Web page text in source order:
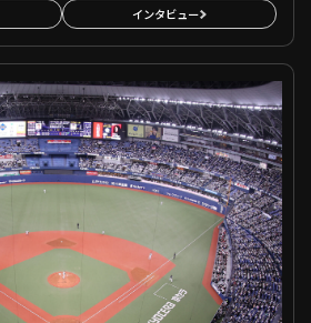
インタビュー
ス VS 埼玉西武